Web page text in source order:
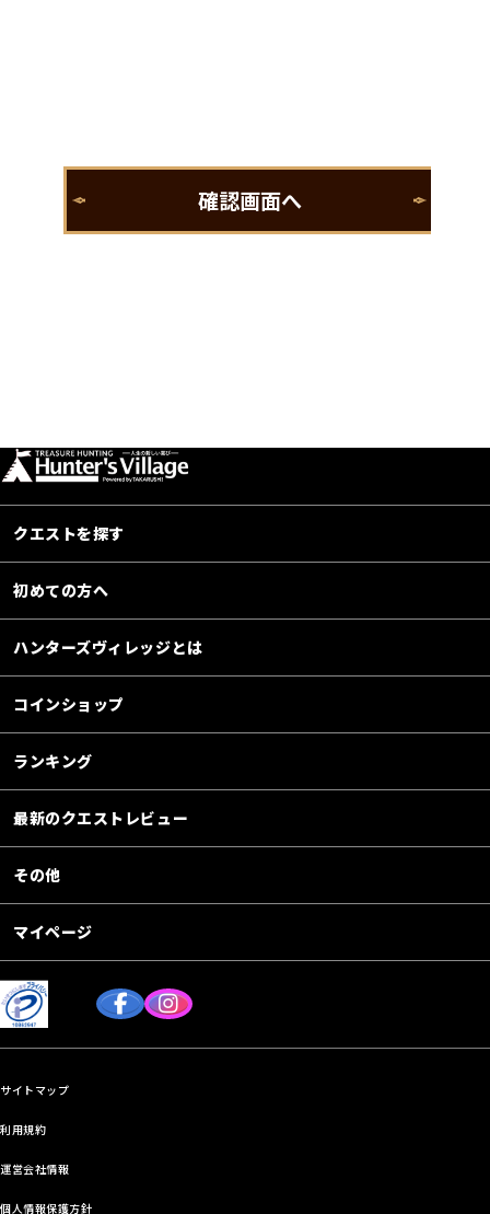
クエストを探す
初めての方へ
ハンターズヴィレッジとは
コインショップ
ランキング
最新のクエストレビュー
その他
マイページ
サイトマップ
利用規約
運営会社情報
個人情報保護方針